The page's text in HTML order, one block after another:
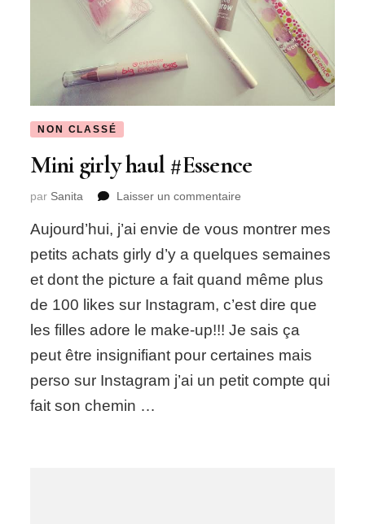
NON CLASSÉ
Mini girly haul #Essence
par Sanita Laisser un commentaire
girly
#Essence
Aujourd’hui, j’ai envie de vous montrer mes
petits achats girly d’y a quelques semaines
et dont the picture a fait quand même plus
de 100 likes sur Instagram, c’est dire que
les filles adore le make-up!!! Je sais ça
peut être insignifiant pour certaines mais
perso sur Instagram j’ai un petit compte qui
fait son chemin …